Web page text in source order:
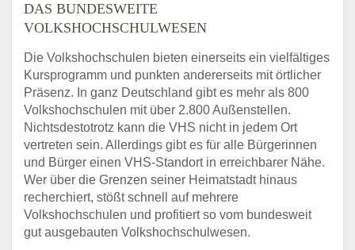
DAS BUNDESWEITE
VOLKSHOCHSCHULWESEN
Die Volkshochschulen bieten einerseits ein vielfältiges
Kursprogramm und punkten andererseits mit örtlicher
Präsenz. In ganz Deutschland gibt es mehr als 800
Volkshochschulen mit über 2.800 Außenstellen.
Nichtsdestotrotz kann die VHS nicht in jedem Ort
vertreten sein. Allerdings gibt es für alle Bürgerinnen
und Bürger einen VHS-Standort in erreichbarer Nähe.
Wer über die Grenzen seiner Heimatstadt hinaus
recherchiert, stößt schnell auf mehrere
Volkshochschulen und profitiert so vom bundesweit
gut ausgebauten Volkshochschulwesen.